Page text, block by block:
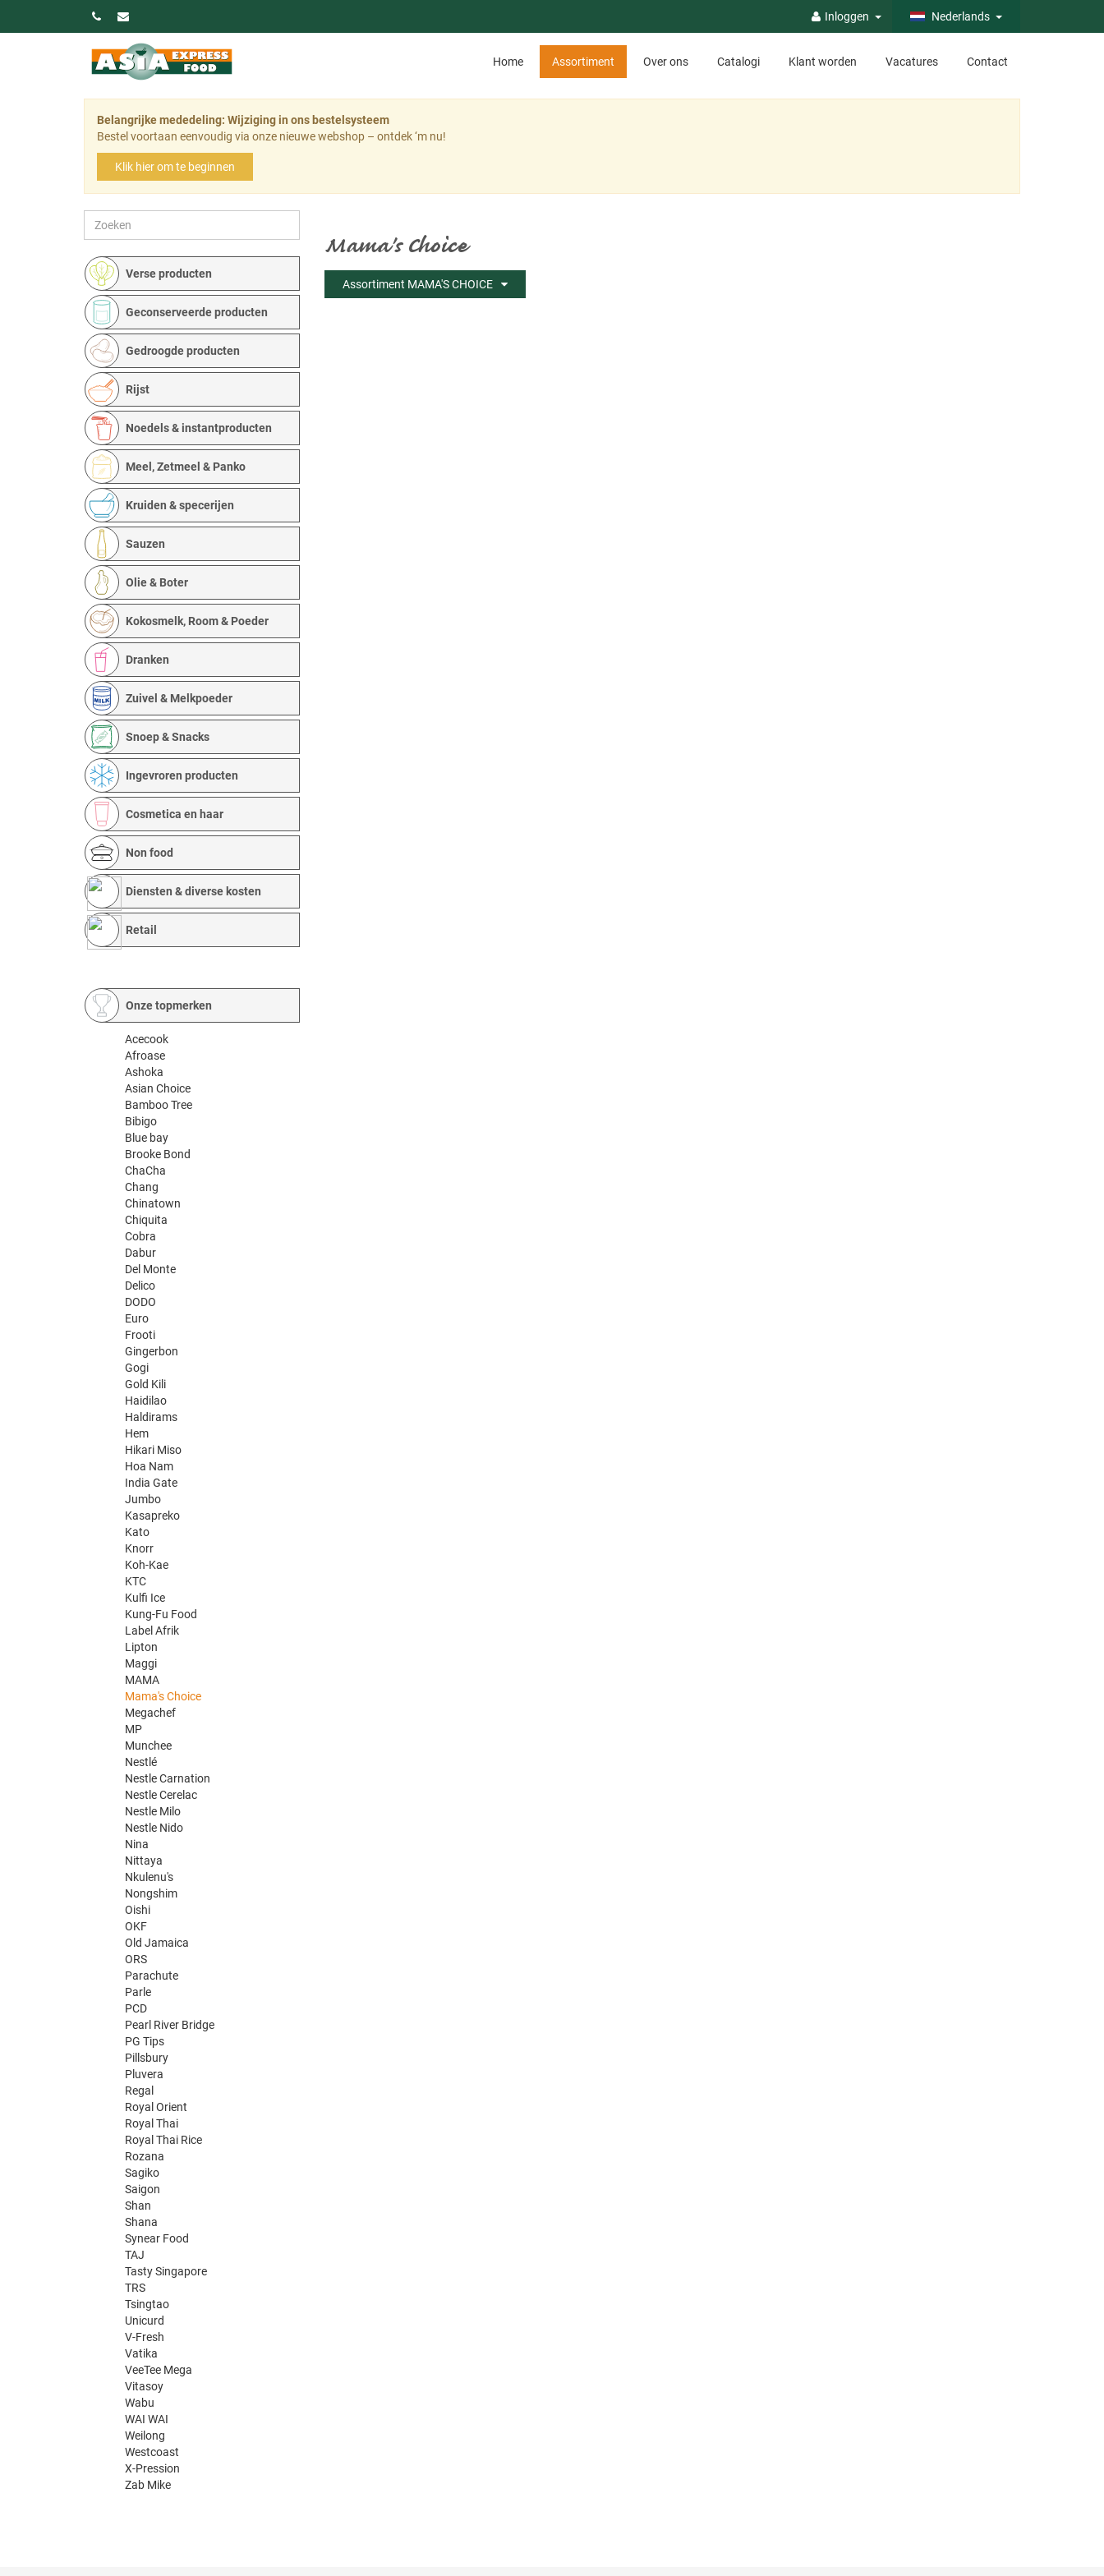
Inloggen Nederlands
Home Assortiment Over ons Catalogi Klant worden Vacatures Contact
Belangrijke mededeling: Wijziging in ons bestelsysteem
Bestel voortaan eenvoudig via onze nieuwe webshop – ontdek ‘m nu!
Klik hier om te beginnen
Verse producten
Geconserveerde producten
Gedroogde producten
Rijst
Noedels & instantproducten
Meel, Zetmeel & Panko
Kruiden & specerijen
Sauzen
Olie & Boter
Kokosmelk, Room & Poeder
Dranken
Zuivel & Melkpoeder
Snoep & Snacks
Ingevroren producten
Cosmetica en haar
Non food
Diensten & diverse kosten
Retail
Onze topmerken
Acecook
Afroase
Ashoka
Asian Choice
Bamboo Tree
Bibigo
Blue bay
Brooke Bond
ChaCha
Chang
Chinatown
Chiquita
Cobra
Dabur
Del Monte
Delico
DODO
Euro
Frooti
Gingerbon
Gogi
Gold Kili
Haidilao
Haldirams
Hem
Hikari Miso
Hoa Nam
India Gate
Jumbo
Kasapreko
Kato
Knorr
Koh-Kae
KTC
Kulfi Ice
Kung-Fu Food
Label Afrik
Lipton
Maggi
MAMA
Mama's Choice
Megachef
MP
Munchee
Nestlé
Nestle Carnation
Nestle Cerelac
Nestle Milo
Nestle Nido
Nina
Nittaya
Nkulenu's
Nongshim
Oishi
OKF
Old Jamaica
ORS
Parachute
Parle
PCD
Pearl River Bridge
PG Tips
Pillsbury
Pluvera
Regal
Royal Orient
Royal Thai
Royal Thai Rice
Rozana
Sagiko
Saigon
Shan
Shana
Synear Food
TAJ
Tasty Singapore
TRS
Tsingtao
Unicurd
V-Fresh
Vatika
VeeTee Mega
Vitasoy
Wabu
WAI WAI
Weilong
Westcoast
X-Pression
Zab Mike
Mama's Choice
Assortiment MAMA'S CHOICE